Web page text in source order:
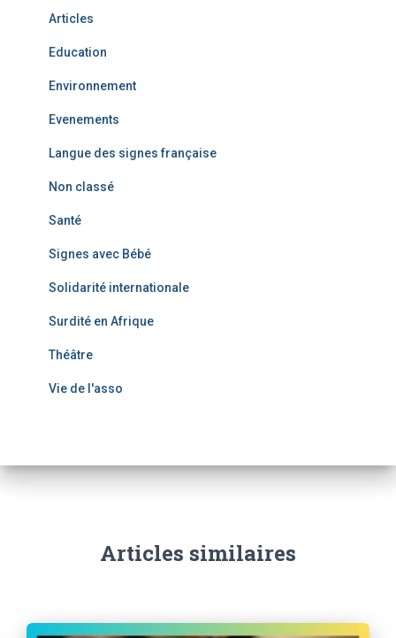
Articles
Education
Environnement
Evenements
Langue des signes française
Non classé
Santé
Signes avec Bébé
Solidarité internationale
Surdité en Afrique
Théâtre
Vie de l'asso
Articles similaires